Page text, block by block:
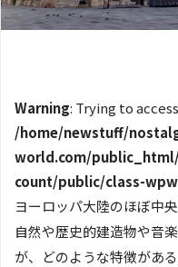
Warning: Trying to
/home/newstuff/
world.com/
count/public/class-
ヨーロッパ大陸のほぼ中
自然や歴史的建造物や音
が、どのような特徴があ